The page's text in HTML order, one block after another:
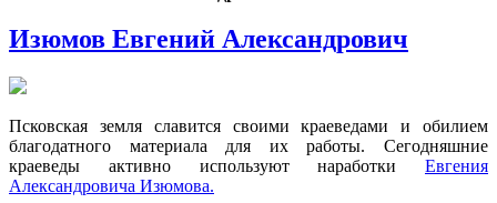
Изюмов Евгений Александрович
Псковская земля славится своими краеведами и обилием
благодатного материала для их работы. Сегодняшние
краеведы активно используют наработки Евгения
Александровича Изюмова.